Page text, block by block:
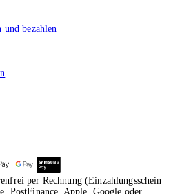
und bezahlen
per Rechnung (Einzahlungsschein
PostFinance, Apple, Google oder